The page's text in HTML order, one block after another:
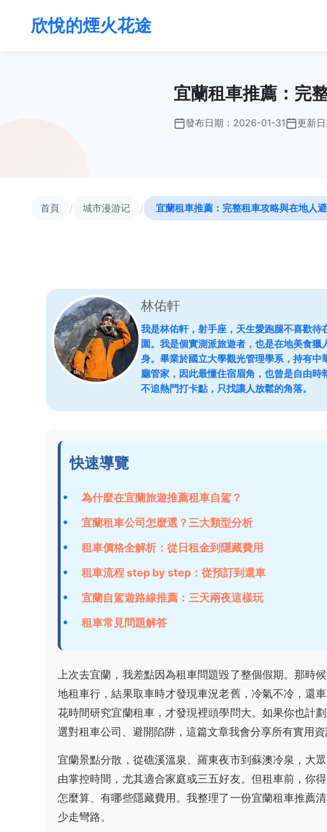
欣悅的煙火花途
宜蘭租車推薦：完
發布日期： 2026-01-31 更新日
首頁 / 城市漫游记 / 宜蘭租車推薦：完整租車攻略與在地人
林佑軒
我是林佑軒，射手座，天生愛跑腿不喜歡
園。我是個實測派旅遊者，也是在地美食
身。畢業於國立大學觀光管理學系，持有
廳管家，因此最懂住宿眉角，也曾是自由
不追熱門打卡點，只找讓人放鬆的角落。
快速導覽
為什麼在宜蘭旅遊推薦租車自駕？
宜蘭租車公司怎麼選？三大類型分析
租車價格全解析：從日租金到隱藏費用
租車流程 step by step：從預訂到還車
宜蘭自駕遊路線推薦：三天兩夜這樣玩
租車常見問題解答
上次去宜蘭，我差點因為租車問題毀了整個假期。那時
地租車行，結果取車時才發現車況老舊，冷氣不冷，還
花時間研究宜蘭租車，才發現裡頭學問大。如果你也計
選對租車公司、避開陷阱，這篇文章我會分享所有實用資
宜蘭景點分散，從礁溪溫泉、羅東夜市到蘇澳冷泉，大
由掌控時間，尤其適合家庭或三五好友。但租車前，你
怎麼算、有哪些隱藏費用。我整理了一份宜蘭租車推薦
少走彎路。